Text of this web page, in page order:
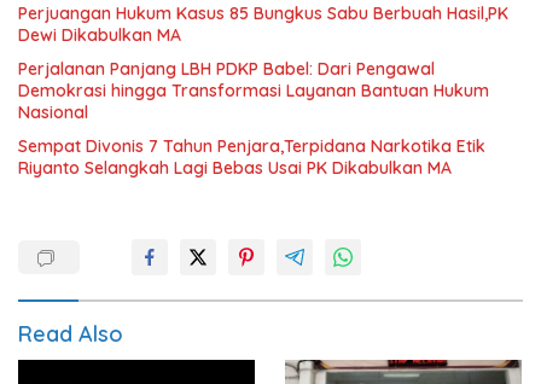
Perjuangan Hukum Kasus 85 Bungkus Sabu Berbuah Hasil,PK
Dewi Dikabulkan MA
Perjalanan Panjang LBH PDKP Babel: Dari Pengawal
Demokrasi hingga Transformasi Layanan Bantuan Hukum
Nasional
Sempat Divonis 7 Tahun Penjara,Terpidana Narkotika Etik
Riyanto Selangkah Lagi Bebas Usai PK Dikabulkan MA
Read Also